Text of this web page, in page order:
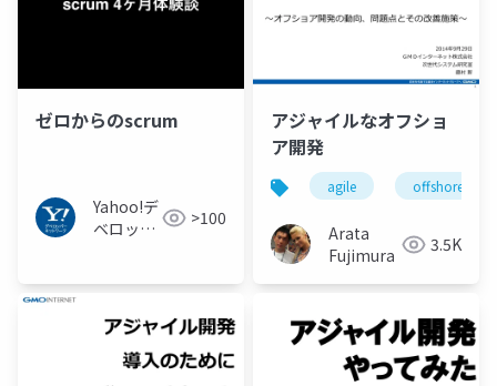
ゼロからのscrum
Yahoo!デ
ベロッパ
>100
アジャイルなオフショ
ア開発
agile offshore
Arata
Fujimura
3.5K